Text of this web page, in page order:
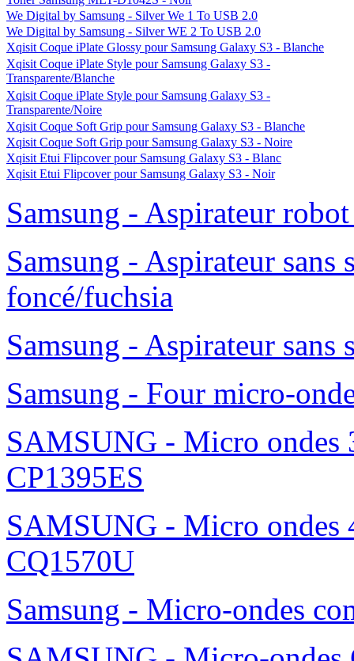
Tablette Samsung Galaxy S WiFi 4,2" 8 Go
Tablette Samsung Galaxy S WiFi 5" 8 Go
T'nB Coque Clip On pour Samsung Galaxy SII - New York
Toner Samsung CLT-C4072S - Cyan
Toner Samsung CLT-C4092S Cyan
Toner Samsung CLT-K4072S - Noir
Toner Samsung CLT-K4092S Noir
Toner Samsung CLT-M4072S - Magenta
Toner Samsung CLT-M4092S Magenta
Toner Samsung CLT-P4092C - Pack de 4 Toners
Toner Samsung CLT-Y4072S - Jaune
Toner Samsung CLT-Y4092S Jaune
We Digital by Samsung - Silver We 1 To USB 2.0
We Digital by Samsung - Silver WE 2 To USB 2.0
Xqisit Coque iPlate Style pour Samsung Galaxy S3 -
Transparente/Blanche
Xqisit Coque iPlate Style pour Samsung Galaxy S3 -
Transparente/Noire
Xqisit Coque Soft Grip pour Samsung Galaxy S3 - Noire
Xqisit Etui Flipcover pour Samsung Galaxy S3 - Blanc
Samsung - Aspirateur
Samsung - Aspirateur sans
foncé/fuchsia
Samsung - Aspirateur sans
Samsung - Four micro-
SAMSUNG - Micro